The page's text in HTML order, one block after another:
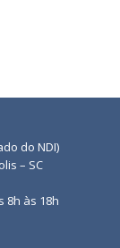
do NDI)
– SC
8h às 18h